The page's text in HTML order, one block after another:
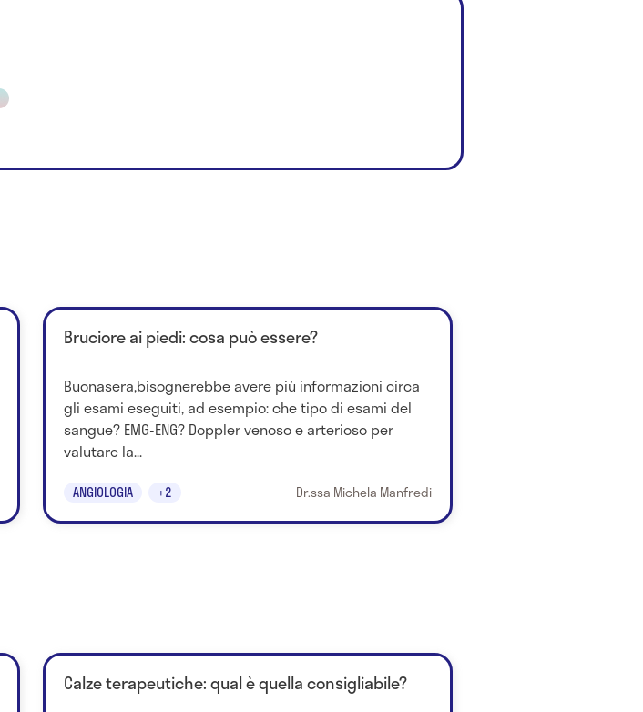
Bruciore ai piedi: cosa può essere?
Buonasera,bisognerebbe avere più informazioni circa
gli esami eseguiti, ad esempio: che tipo di esami del
sangue? EMG-ENG? Doppler venoso e arterioso per
valutare la...
ANGIOLOGIA +2 Dr.ssa Michela Manfredi
Calze terapeutiche: qual è quella consigliabile?